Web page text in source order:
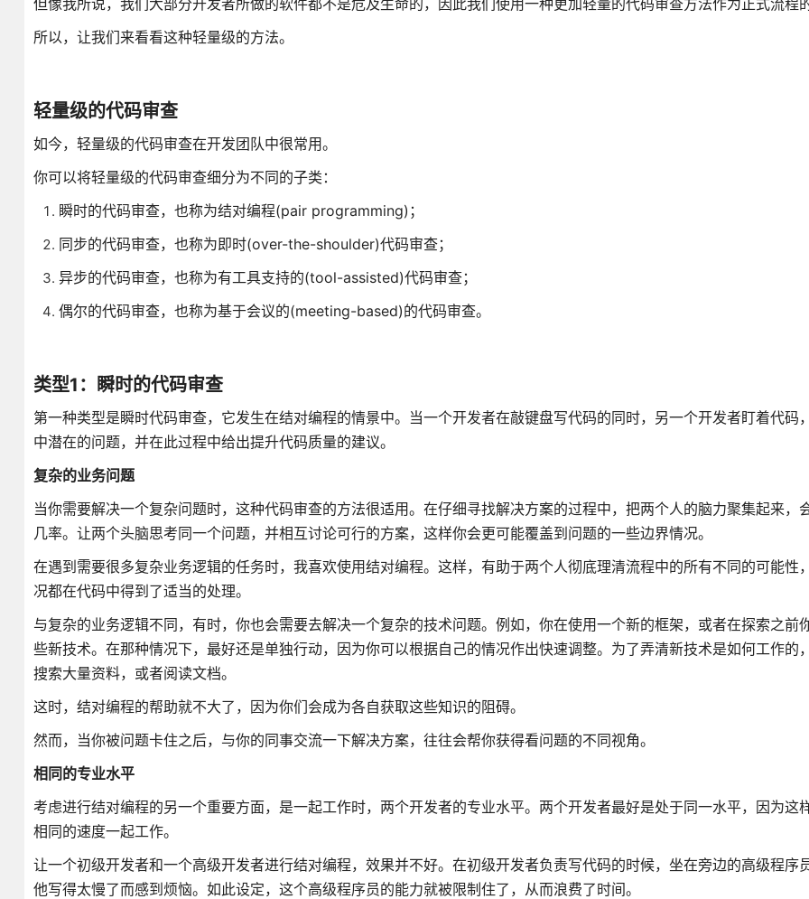
但像我所说，我们大部分开发者所做的软件都不是危及生命的，因此我们使用一种更加轻量的代码审查方法作为正式流程
所以，让我们来看看这种轻量级的方法。
轻量级的代码审查
如今，轻量级的代码审查在开发团队中很常用。
你可以将轻量级的代码审查细分为不同的子类：
瞬时的代码审查，也称为结对编程(pair programming)；
同步的代码审查，也称为即时(over-the-shoulder)代码审查；
异步的代码审查，也称为有工具支持的(tool-assisted)代码审查；
偶尔的代码审查，也称为基于会议的(meeting-based)的代码审查。
类型1：瞬时的代码审查
第一种类型是瞬时代码审查，它发生在结对编程的情景中。当一个开发者在敲键盘写代码的同时，另一个开发者盯着代码
中潜在的问题，并在此过程中给出提升代码质量的建议。
复杂的业务问题
当你需要解决一个复杂问题时，这种代码审查的方法很适用。在仔细寻找解决方案的过程中，把两个人的脑力聚集起来，
几率。让两个头脑思考同一个问题，并相互讨论可行的方案，这样你会更可能覆盖到问题的一些边界情况。
在遇到需要很多复杂业务逻辑的任务时，我喜欢使用结对编程。这样，有助于两个人彻底理清流程中的所有不同的可能性
况都在代码中得到了适当的处理。
与复杂的业务逻辑不同，有时，你也会需要去解决一个复杂的技术问题。例如，你在使用一个新的框架，或者在探索之前
些新技术。在那种情况下，最好还是单独行动，因为你可以根据自己的情况作出快速调整。为了弄清新技术是如何工作的
搜索大量资料，或者阅读文档。
这时，结对编程的帮助就不大了，因为你们会成为各自获取这些知识的阻碍。
然而，当你被问题卡住之后，与你的同事交流一下解决方案，往往会帮你获得看问题的不同视角。
相同的专业水平
考虑进行结对编程的另一个重要方面，是一起工作时，两个开发者的专业水平。两个开发者最好是处于同一水平，因为这
相同的速度一起工作。
让一个初级开发者和一个高级开发者进行结对编程，效果并不好。在初级开发者负责写代码的时候，坐在旁边的高级程序
他写得太慢了而感到烦恼。如此设定，这个高级程序员的能力就被限制住了，从而浪费了时间。